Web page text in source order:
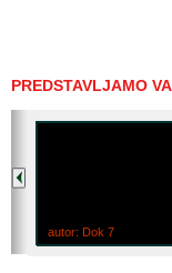
PREDSTAVLJAMO
autor: Dok 7